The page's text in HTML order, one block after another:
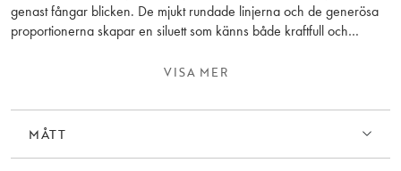
genast fångar blicken. De mjukt rundade linjerna och de generösa
proportionerna skapar en siluett som känns både kraftfull och
var den placeras. Varje kurva är noggrant utformad för att framhäva
funktion.
VISA MER
MÅTT